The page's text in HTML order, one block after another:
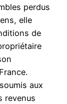
perdus
elle
de
aux
revenus